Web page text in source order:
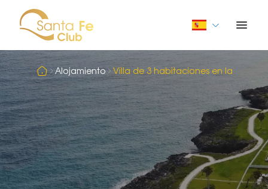
Alojamiento Villa de 3 habitaciones en la